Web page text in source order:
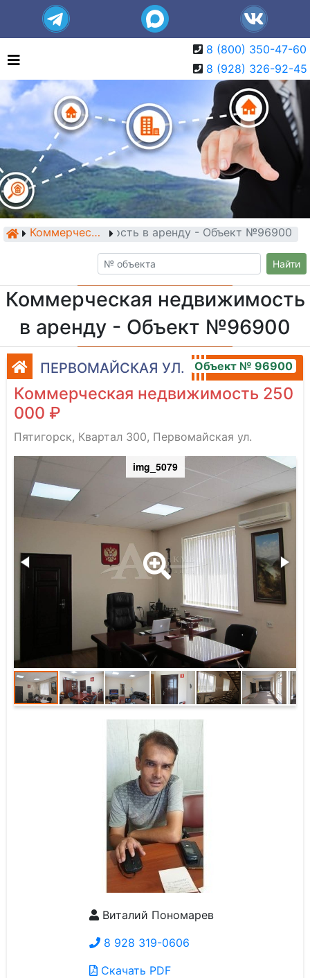
8 (800) 350-47-60
8 (928) 326-92-45
Коммерческая недвижимость
недвижимость в аренду - Объект №96900
Найти
Коммерческая недвижимость
в аренду - Объект №96900
ПЕРВОМАЙСКАЯ УЛ. Объект № 96900
Коммерческая недвижимость 250
000 ₽
Пятигорск, Квартал 300, Первомайская ул.
img_5079
Виталий Пономарев
8 928 319-0606
Скачать PDF